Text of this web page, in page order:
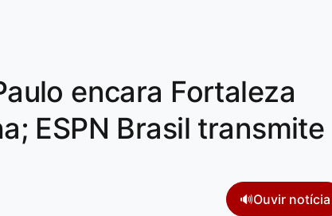
encara Fortaleza
ESPN Brasil transmite
🔊Ouvir notícia